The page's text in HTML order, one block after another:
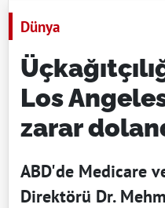
Dünya
Los
zarar
ABD'de Medicare
Direktörü Dr.